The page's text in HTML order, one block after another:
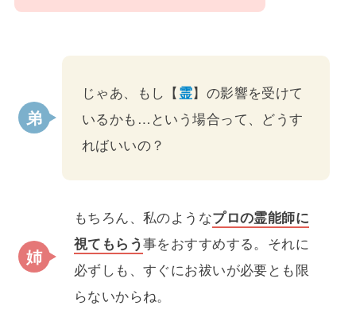
じゃあ、もし【霊】の影響を受けて
いるかも…という場合って、どうす
ればいいの？
もちろん、私のようなプロの霊能師に
視てもらう事をおすすめする。それに
必ずしも、すぐにお祓いが必要とも限
らないからね。